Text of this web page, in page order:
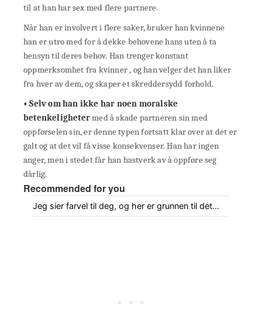
til at han har sex med flere partnere.
Når han er involvert i flere saker, bruker han kvinnene
han er utro med for å dekke behovene hans uten å ta
hensyn til deres behov. Han trenger konstant
oppmerksomhet fra kvinner , og han velger det han liker
fra hver av dem, og skaper et skreddersydd forhold.
• Selv om han ikke har noen moralske
betenkelighetermed å skade partneren sin med
oppførselen sin, er denne typen fortsatt klar over at det er
galt og at det vil få visse konsekvenser. Han har ingen
anger, men i stedet får han hastverk av å oppføre seg
dårlig.
Recommended for you
Jeg sier farvel til deg, og her er grunnen til det…